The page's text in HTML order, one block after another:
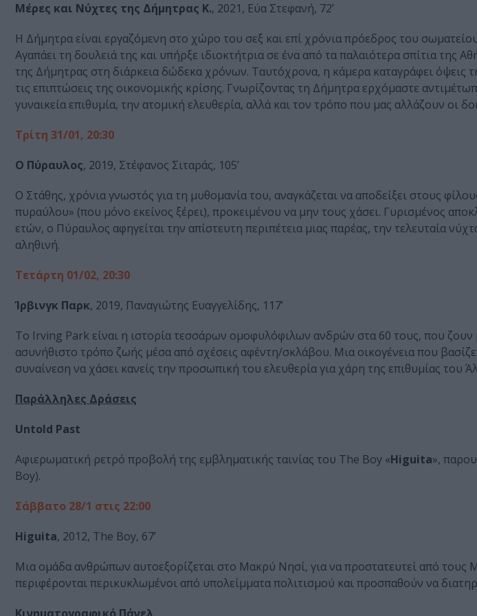
Μέρες και Νύχτες της Δήμητρας Κ., 2021, Εύα Στεφανή, 72’
Η Δήμητρα είναι εργαζόμενη στο χώρο του σεξ και επί χρόνια πρόεδρος του
Αγαπάει τη δουλειά της και υπήρξε ιδιοκτήτρια σε ένα από τα παλαιότερα σπίτια της
της Δήμητρας στη διάρκεια δώδεκα χρόνων. Ταυτόχρονα, η κάμερα καταγράφει όψεις
τις επιπτώσεις της οικονομικής κρίσης. Γνωρίζοντας τη Δήμητρα ερχόμαστε
γυναικεία επιθυμία, την ατομική ελευθερία, αλλά και τον τρόπο που μας αλλάζουν οι
Τρίτη 31/01, 20:30
Ο Πύραυλος, 2019, Στέφανος Σιταράς, 105’
Ο Στάθης, χρόνια γνωστός για τη μυθομανία του, αναγκάζεται να αποδείξει στους
πυραύλου» (που μόνο εκείνος ξέρει), προκειμένου να μην τους χάσει. Γυρισμένος
ετών, ο Πύραυλος αφηγείται την απίστευτη περιπέτεια μιας παρέας, την τελευταία
αληθινή.
Τετάρτη 01/02, 20:30
Ίρβινγκ Παρκ, 2019, Παναγιώτης Ευαγγελίδης, 117’
Το Irving Park είναι η ιστορία τεσσάρων ομοφυλόφιλων ανδρών στα 60 τους, που ζουν
ασυνήθιστο τρόπο ζωής μέσα από σχέσεις αφέντη/σκλάβου. Μια οικογένεια που
συναίνεση να χάσει κανείς την προσωπική του ελευθερία για χάρη της επιθυμίας του
Παράλληλες Δράσεις
Untold Past
Αφιερωματική ρετρό προβολή της εμβληματικής ταινίας του The Boy «Higuita»,
Boy).
Σάββατο 28/1 στις 22:00
Higuita, 2012, The Boy, 67’
Μια ομάδα ανθρώπων αυτοεξορίζεται στο Μακρύ Νησί, για να προστατευτεί από τους
περιφέρονται περικυκλωμένοι από υπολείμματα πολιτισμού και προσπαθούν να